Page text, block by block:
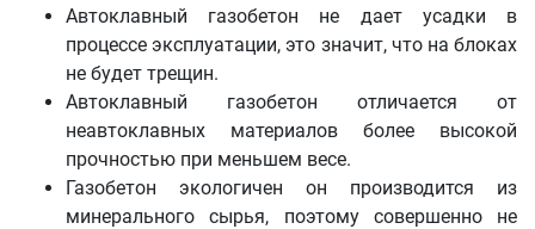
Автоклавный газобетон не дает усадки в
процессе эксплуатации, это значит, что на блоках
не будет трещин.
Автоклавный газобетон отличается от
неавтоклавных материалов более высокой
прочностью при меньшем весе.
Газобетон экологичен он производится из
минерального сырья, поэтому совершенно не